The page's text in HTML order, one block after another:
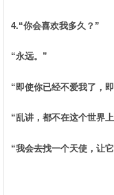
4.“你会喜欢我多久？” ­
“永远。” ­
“即使你已经不爱我了，
“乱讲，都不在这个世界
“我会去找一个天使，让